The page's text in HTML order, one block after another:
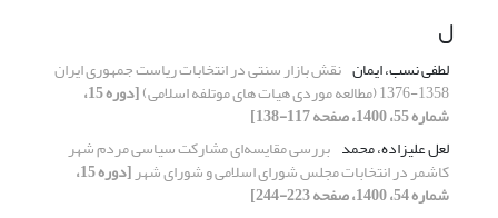
ل
لطفی نسب، ایمان نقش بازار سنتی در انتخابات ریاست جمهوری ایران
1358-1376 (مطالعه موردی هیات های موتلفه اسلامی) [دوره 15،
شماره 55، 1400، صفحه 117-138]
لعل علیزاده، محمد بررسی مقایسه‌ای مشارکت سیاسی مردم شهر
کاشمر در انتخابات مجلس شورای اسلامی و شورای شهر [دوره 15،
شماره 54، 1400، صفحه 223-244]